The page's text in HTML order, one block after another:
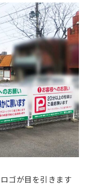
ゴが目を引きます